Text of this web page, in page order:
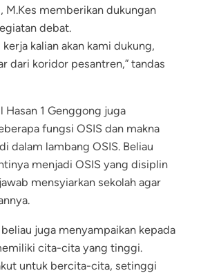
M.Kes memberikan dukungan
debat.
kalian akan kami dukung,
dari koridor pesantren,” tandas
Hasan 1 Genggong juga
fungsi OSIS dan makna
dalam lambang OSIS. Beliau
menjadi OSIS yang disiplin
mensyiarkan sekolah agar
juga menyampaikan kepada
cita-cita yang tinggi.
untuk bercita-cita, setinggi